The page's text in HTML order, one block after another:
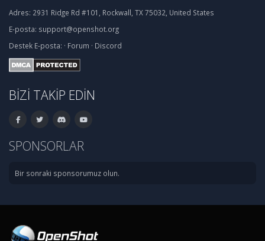
Adres: 2931 Ridge Rd #101, Rockwall, TX 75032, United States
E-posta: support@openshot.org
Destek E-posta: · Forum · Discord
BIZI TAKIP EDIN
SPONSORLAR
Bir sonraki sponsorumuz olun.